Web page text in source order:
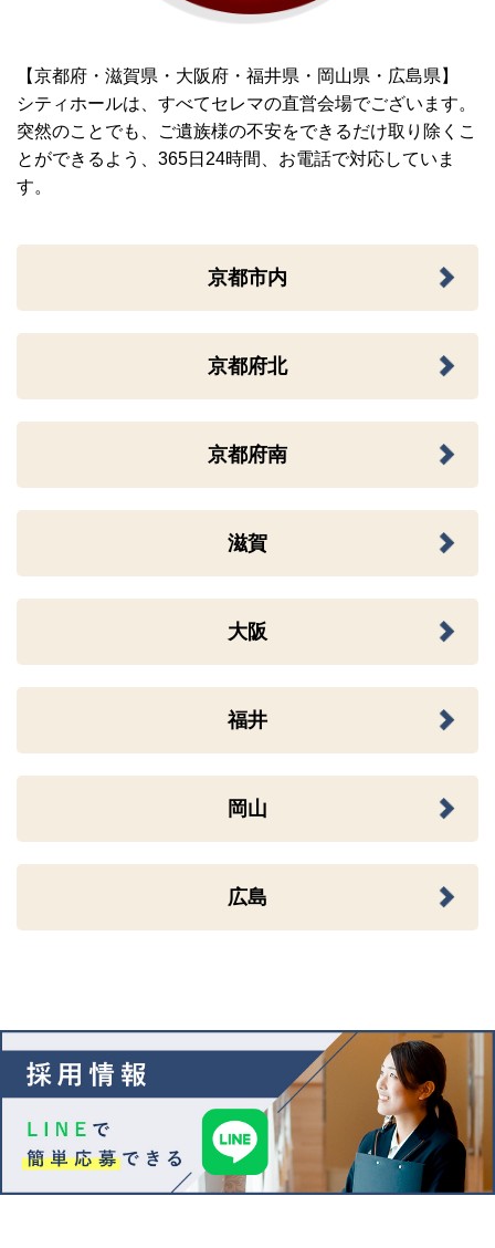
【京都府・滋賀県・大阪府・福井県・岡山県・広島県】
シティホールは、すべてセレマの直営会場でございます。
突然のことでも、ご遺族様の不安をできるだけ取り除くこ
とができるよう、365日24時間、お電話で対応していま
す。
京都市内
京都府北
京都府南
滋賀
大阪
福井
岡山
広島